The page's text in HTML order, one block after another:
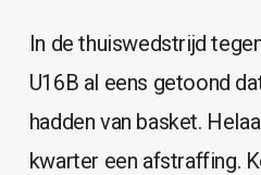
In de thuiswedstrijd
U16B al eens getoond
hadden van basket.
kwarter een afstraffing.